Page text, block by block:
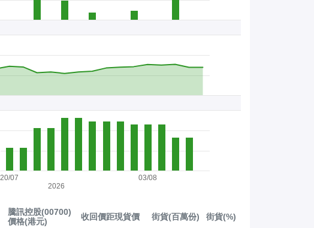
20/07 03/08
2026
騰訊控股(00700)
價格(港元)
收回價距現貨價 街貨(百萬份) 街貨(%)